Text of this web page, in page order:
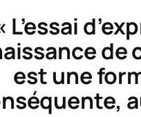
L’essai
de
est une